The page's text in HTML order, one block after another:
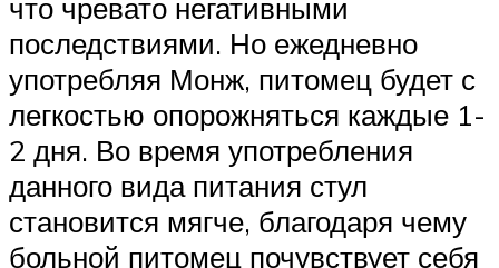
что чревато негативными
последствиями. Но ежедневно
употребляя Монж, питомец будет с
легкостью опорожняться каждые 1-
2 дня. Во время употребления
данного вида питания стул
становится мягче, благодаря чему
больной питомец почувствует себя